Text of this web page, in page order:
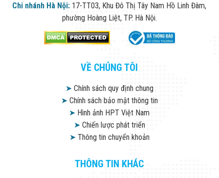
Chi nhánh Hà Nội: 17-TT03, Khu Đô Thị Tây Nam Hồ Linh Đàm,
phường Hoàng Liệt, TP. Hà Nội.
VỀ CHÚNG TÔI
➤Chính sách quy định chung
➤Chính sách bảo mật thông tin
➤ Hình ảnh HPT Việt Nam
➤Chiến lược phát triển
➤Thông tin chuyển khoản
THÔNG TIN KHÁC